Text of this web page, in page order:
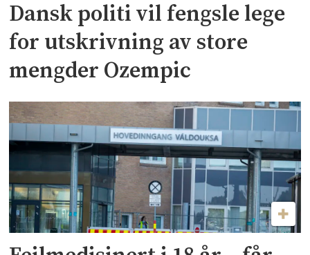
Dansk politi vil fengsle lege
for utskrivning av store
mengder Ozempic